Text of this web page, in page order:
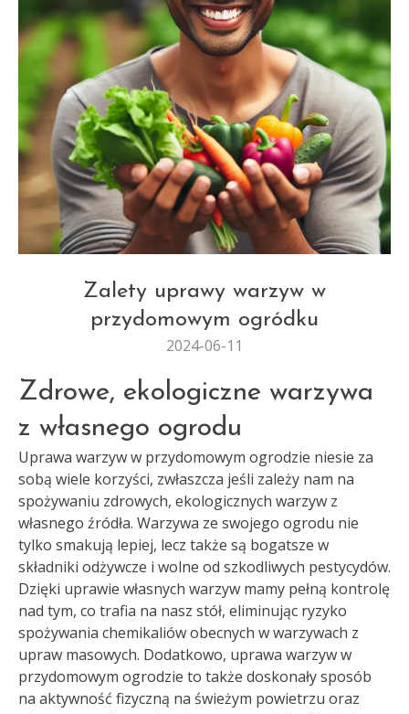
PRZYDOMOWE
Zalety uprawy warzyw w
przydomowym ogródku
2024-06-11
Zdrowe, ekologiczne warzywa
z własnego ogrodu
Uprawa warzyw w przydomowym ogrodzie niesie za
sobą wiele korzyści, zwłaszcza jeśli zależy nam na
spożywaniu zdrowych, ekologicznych warzyw z
własnego źródła. Warzywa ze swojego ogrodu nie
tylko smakują lepiej, lecz także są bogatsze w
składniki odżywcze i wolne od szkodliwych pestycydów.
Dzięki uprawie własnych warzyw mamy pełną kontrolę
nad tym, co trafia na nasz stół, eliminując ryzyko
spożywania chemikaliów obecnych w warzywach z
upraw masowych. Dodatkowo, uprawa warzyw w
przydomowym ogrodzie to także doskonały sposób
na aktywność fizyczną na świeżym powietrzu oraz